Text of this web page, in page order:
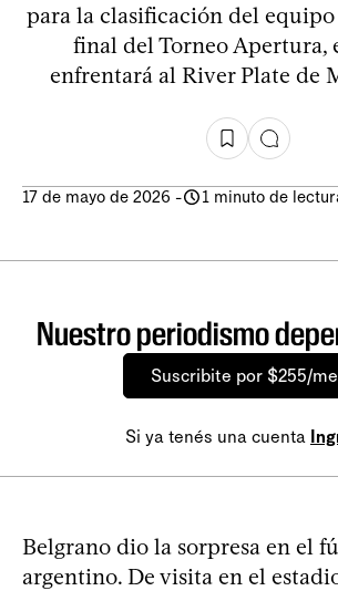
para la clasificación del
final del Torneo Apertura,
enfrentará al River Plate de
17 de mayo de 2026 - 1 minuto de
Nuestro periodismo
Suscribite por $255/
Si ya tenés una cuenta
Belgrano dio la sorpresa en el
argentino. De visita en el